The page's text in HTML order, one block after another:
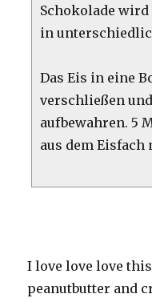
Schokolade
in
Das Eis in eine
verschließen
aufbewahren. 5
aus dem Eisfach
I love love love
peanutbutter and